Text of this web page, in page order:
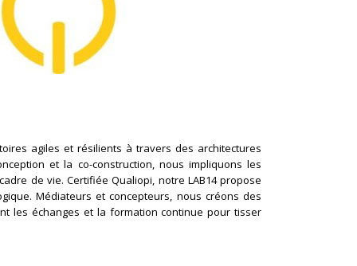
agiles et résilients à travers des architectures
et la co-construction, nous impliquons les
de vie. Certifiée Qualiopi, notre LAB14 propose
Médiateurs et concepteurs, nous créons des
les échanges et la formation continue pour tisser